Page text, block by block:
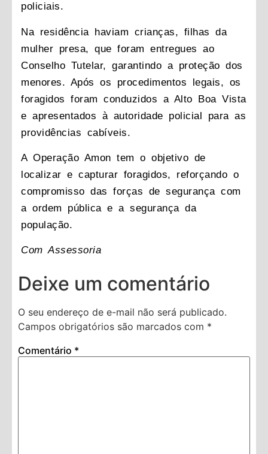
policiais.
Na residência haviam crianças, filhas da
mulher presa, que foram entregues ao
Conselho Tutelar, garantindo a proteção dos
menores. Após os procedimentos legais, os
foragidos foram conduzidos a Alto Boa Vista
e apresentados à autoridade policial para as
providências cabíveis.
A Operação Amon tem o objetivo de
localizar e capturar foragidos, reforçando o
compromisso das forças de segurança com
a ordem pública e a segurança da
população.
Com Assessoria
Deixe um comentário
O seu endereço de e-mail não será publicado.
Campos obrigatórios são marcados com *
Comentário *